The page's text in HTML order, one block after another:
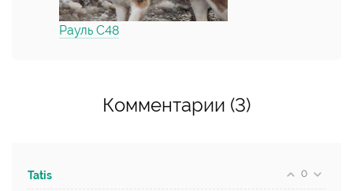
Рауль С48
Комментарии (3)
0
Tatis